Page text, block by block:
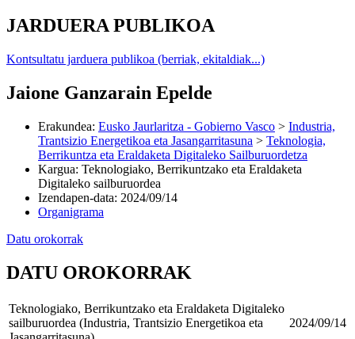
JARDUERA PUBLIKOA
Kontsultatu jarduera publikoa (berriak, ekitaldiak...)
Jaione Ganzarain Epelde
Erakundea: Eusko Jaurlaritza - Gobierno Vasco > Industria,
Trantsizio Energetikoa eta Jasangarritasuna > Teknologia,
Berrikuntza eta Eraldaketa Digitaleko Sailburuordetza
Kargua: Teknologiako, Berrikuntzako eta Eraldaketa
Digitaleko sailburuordea
Izendapen-data: 2024/09/14
Organigrama
Datu orokorrak
DATU OROKORRAK
Teknologiako, Berrikuntzako eta Eraldaketa Digitaleko
sailburuordea (Industria, Trantsizio Energetikoa eta
2024/09/14